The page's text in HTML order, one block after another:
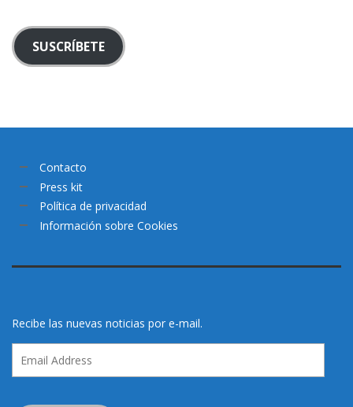
SUSCRÍBETE
Contacto
Press kit
Política de privacidad
Información sobre Cookies
Recibe las nuevas noticias por e-mail.
Address